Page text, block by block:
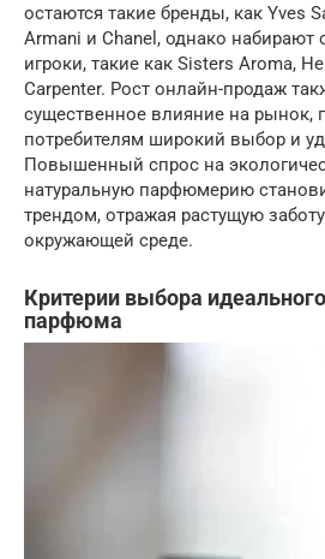
остаются такие бренды, как Yves
Armani и Chanel, однако
игроки, такие как Sisters Aroma,
Carpenter. Рост онлайн-продаж
существенное влияние на рынок,
потребителям широкий выбор и
Повышенный спрос на
натуральную парфюмерию
трендом, отражая растущую
окружающей среде.
Критерии выбора
парфюма